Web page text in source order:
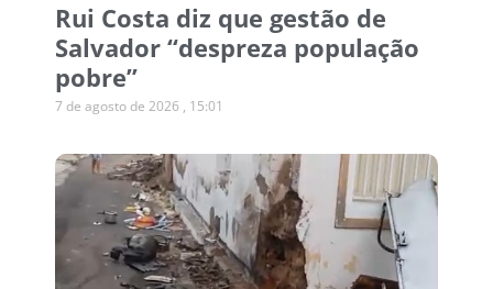
Rui Costa diz que gestão de
Salvador “despreza população
pobre”
7 de agosto de 2026 15:01